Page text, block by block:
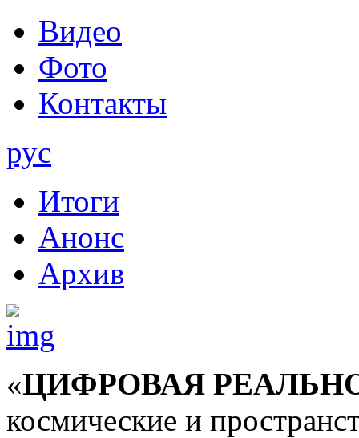
Видео
Фото
Контакты
рус
Итоги
Анонс
Архив
«ЦИФРОВАЯ
космические и